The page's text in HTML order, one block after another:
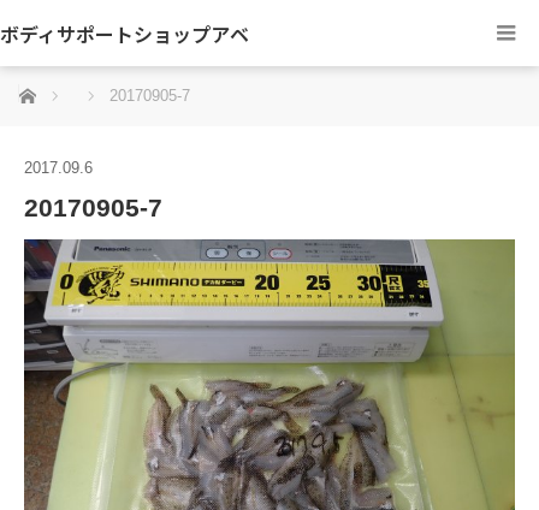
ボディサポートショップアベ
ホーム 20170905-7
2017.09.6
20170905-7